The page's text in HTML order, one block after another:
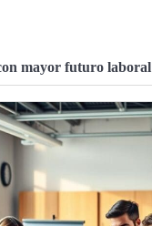
mayor futuro laboral